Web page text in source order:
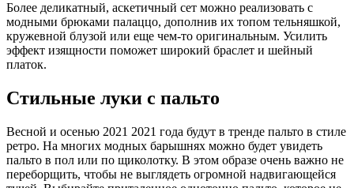
Более деликатный, аскетичный сет можно реализовать с
модными брюками палаццо, дополнив их топом тельняшкой,
кружевной блузой или еще чем-то оригинальным. Усилить
эффект изящности поможет широкий браслет и шейный
платок.
Стильные луки с пальто
Весной и осенью 2021 2021 года будут в тренде пальто в стиле
ретро. На многих модных барышнях можно будет увидеть
пальто в пол или по щиколотку. В этом образе очень важно не
переборщить, чтобы не выглядеть огромной надвигающейся